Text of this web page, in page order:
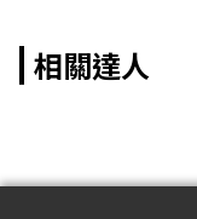
相關達人